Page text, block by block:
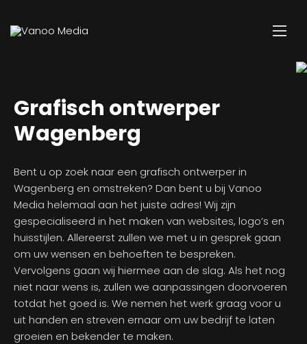
Grafisch ontwerper
Wagenberg
Bent u op zoek naar een grafisch ontwerper in
Wagenberg en omstreken? Dan bent u bij Vanoo
Media helemaal aan het juiste adres! Wij zijn
gespecialiseerd in het maken van websites, logo’s en
huisstijlen. Allereerst zullen we met u in gesprek gaan
om uw wensen en behoeften te bespreken.
Vervolgens gaan wij hiermee aan de slag. Als het nog
niet naar wens is, zullen we aanpassingen doorvoeren
totdat het goed is. We nemen het werk graag voor u
uit handen en streven ernaar om uw bedrijf te laten
groeien en bekender te maken.